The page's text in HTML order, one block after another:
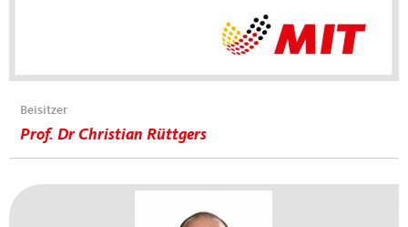
Beisitzer
Prof. Dr Christian Rüttgers